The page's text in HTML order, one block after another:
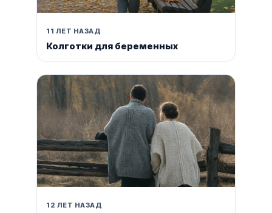
11 ЛЕТ НАЗАД
Колготки для беременных
12 ЛЕТ НАЗАД